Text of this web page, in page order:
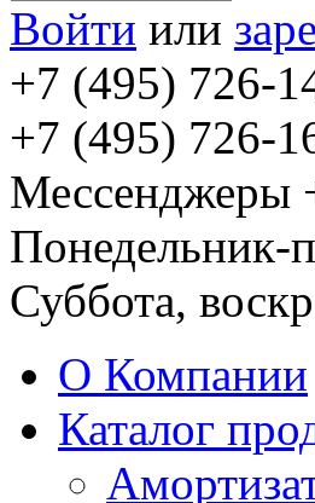
Войти или
+7 (495) 726-
+7 (495) 726-
Мессенджеры
Понедельник-
Суббота,
О Компании
Каталог